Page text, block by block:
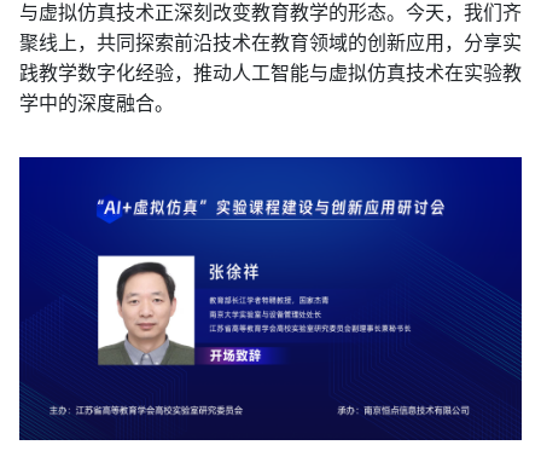
与虚拟仿真技术正深刻改变教育教学的形态。今天，我们齐
聚线上，共同探索前沿技术在教育领域的创新应用，分享实
践教学数字化经验，推动人工智能与虚拟仿真技术在实验教
学中的深度融合。